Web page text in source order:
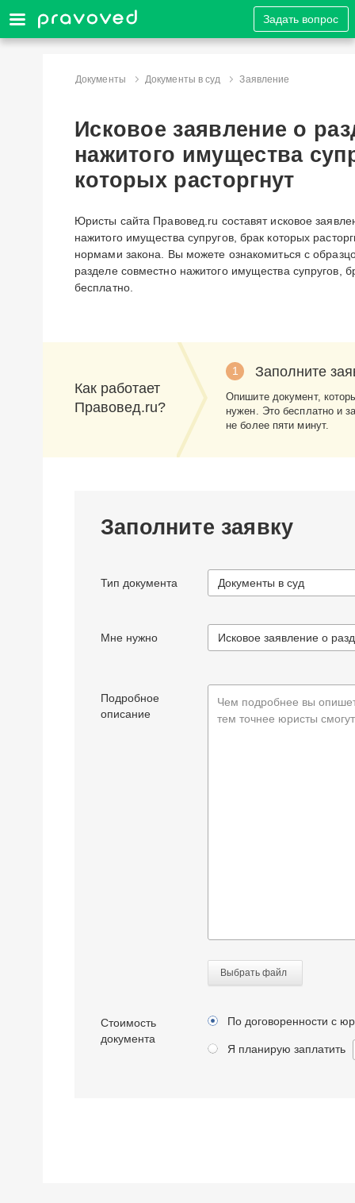
Задать вопрос
Документы Документы в суд Заявление
Исковое заявление о
нажитого имущества
которых расторгнут
Юристы сайта Правовед.ru составят исковое
нажитого имущества супругов, брак которых
нормами закона. Вы можете ознакомиться с
разделе совместно нажитого имущества супругов,
бесплатно.
Как работает
Правовед.ru?
1 Заполните
Опишите документ,
нужен. Это бесплатно и
не более пяти минут.
Заполните заявку
Тип документа Документы в суд
Мне нужно
Подробное
описание
Чем подробнее вы
тем точнее юристы
Выбрать файл
Стоимость
документа
По договоренности с
Я планирую заплатить